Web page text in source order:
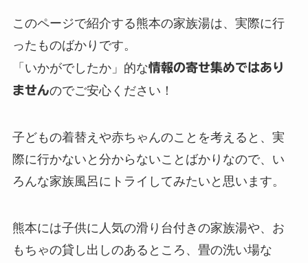
このページで紹介する熊本の家族湯は、実際に行
ったものばかりです。
「いかがでしたか」的な情報の寄せ集めではあり
ませんのでご安心ください！
子どもの着替えや赤ちゃんのことを考えると、実
際に行かないと分からないことばかりなので、い
ろんな家族風呂にトライしてみたいと思います。
熊本には子供に人気の滑り台付きの家族湯や、お
もちゃの貸し出しのあるところ、畳の洗い場な